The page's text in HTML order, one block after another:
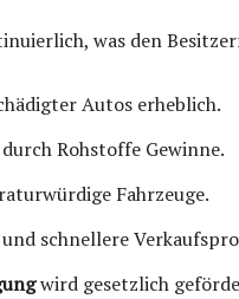
was den
Autos erheblich.
Rohstoffe Gewinne.
Fahrzeuge.
schnellere
wird gesetzlich